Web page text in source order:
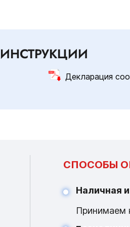
ИНСТРУКЦИИ
Декларация
СПОСОБЫ
Наличная
Принимаем